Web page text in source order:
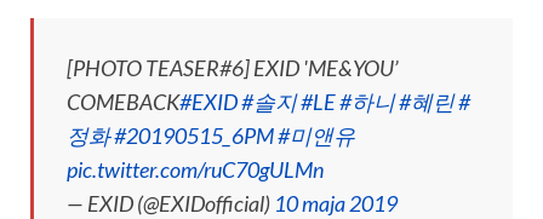
[PHOTO TEASER#6] EXID 'ME&YOU’
COMEBACK#EXID#솔지#LE#하니#혜린#
정화#20190515_6PM#미앤유
pic.twitter.com/ruC70gULMn
— EXID (@EXIDofficial) 10 maja 2019